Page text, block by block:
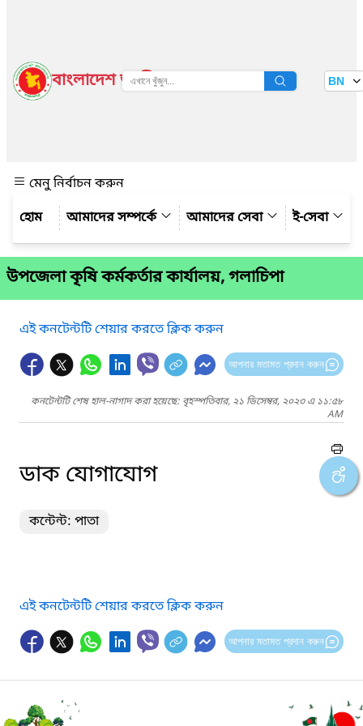
বাংলাদেশ জাতীয় তথ্য বাতায়ন BN
মেনু নির্বাচন করুন
আমাদের সম্পর্কে
আমাদের সেবা ই-সেবা
উপজেলা কৃষি কর্মকর্তার কার্যালয়, গলাচিপা
এই কনটেন্টটি শেয়ার করতে ক্লিক করুন
আপনার মতামত প্রদান করুন
কনটেন্টটি শেষ হাল-নাগাদ করা হয়েছে: বৃহস্পতিবার, ২১ ডিসেম্বর, ২০২৩ এ ১১:৫৮
AM
ডাক যোগাযোগ
কন্টেন্ট: পাতা
এই কনটেন্টটি শেয়ার করতে ক্লিক করুন
আপনার মতামত প্রদান করুন